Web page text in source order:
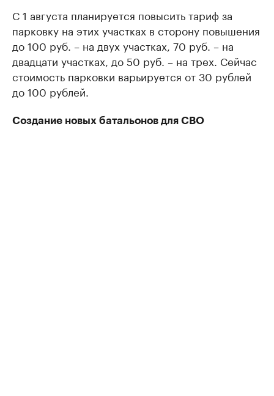
С 1 августа планируется повысить тариф за
парковку на этих участках в сторону повышения
до 100 руб. – на двух участках, 70 руб. – на
двадцати участках, до 50 руб. – на трех. Сейчас
стоимость парковки варьируется от 30 рублей
до 100 рублей.
Создание новых батальонов для СВО